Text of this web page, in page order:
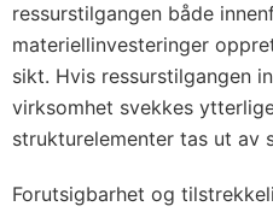
ressurstilgangen både
materiellinvesteringer
sikt. Hvis ressurstilgangen
virksomhet svekkes
strukturelementer tas ut av
Forutsigbarhet og